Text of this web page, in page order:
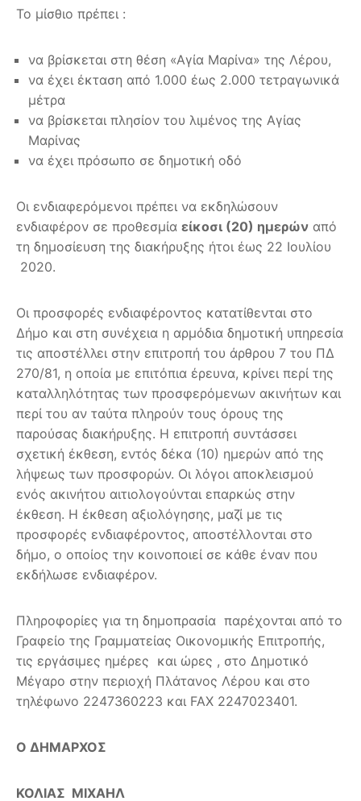
Το μίσθιο πρέπει :
να βρίσκεται στη θέση «Αγία Μαρίνα» της Λέρου,
να έχει έκταση από 1.000 έως 2.000 τετραγωνικά
μέτρα
να βρίσκεται πλησίον του λιμένος της Αγίας
Μαρίνας
να έχει πρόσωπο σε δημοτική οδό
Οι ενδιαφερόμενοι πρέπει να εκδηλώσουν
ενδιαφέρον σε προθεσμία είκοσι (20) ημερών από
τη δημοσίευση της διακήρυξης ήτοι έως 22 Ιουλίου
2020.
Οι προσφορές ενδιαφέροντος κατατίθενται στο
Δήμο και στη συνέχεια η αρμόδια δημοτική υπηρεσία
τις αποστέλλει στην επιτροπή του άρθρου 7 του ΠΔ
270/81, η οποία με επιτόπια έρευνα, κρίνει περί της
καταλληλότητας των προσφερόμενων ακινήτων και
περί του αν ταύτα πληρούν τους όρους της
παρούσας διακήρυξης. Η επιτροπή συντάσσει
σχετική έκθεση, εντός δέκα (10) ημερών από της
λήψεως των προσφορών. Οι λόγοι αποκλεισμού
ενός ακινήτου αιτιολογούνται επαρκώς στην
έκθεση. Η έκθεση αξιολόγησης, μαζί με τις
προσφορές ενδιαφέροντος, αποστέλλονται στο
δήμο, ο οποίος την κοινοποιεί σε κάθε έναν που
εκδήλωσε ενδιαφέρον.
Πληροφορίες για τη δημοπρασία παρέχονται από το
Γραφείο της Γραμματείας Οικονομικής Επιτροπής,
τις εργάσιμες ημέρες και ώρες , στο Δημοτικό
Μέγαρο στην περιοχή Πλάτανος Λέρου και στο
τηλέφωνο 2247360223 και FAX 2247023401.
Ο ΔΗΜΑΡΧΟΣ
ΚΟΛΙΑΣ ΜΙΧΑΗΛ